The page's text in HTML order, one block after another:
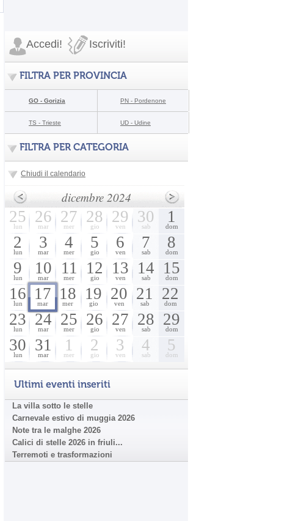
Accedi! Iscriviti!
FILTRA PER PROVINCIA
GO - Gorizia PN - Pordenone
TS - Trieste UD - Udine
FILTRA PER CATEGORIA
Chiudi il calendario
dicembre 2024
25
lun
26
mar
27
mer
28
gio
29
ven
30
sab
1
dom
2
lun
3
mar
4
mer
5
gio
6
ven
7
sab
8
dom
9
lun
10
mar
11
mer
12
gio
13
ven
14
sab
15
dom
16
lun
17
mar
18
mer
19
gio
20
ven
21
sab
22
dom
23
lun
24
mar
25
mer
26
gio
27
ven
28
sab
29
dom
30
lun
31
mar
1
mer
2
gio
3
ven
4
sab
5
dom
Ultimi eventi inseriti
La villa sotto le stelle
Carnevale estivo di muggia 2026
Note tra le malghe 2026
Calici di stelle 2026 in friuli...
Terremoti e trasformazioni